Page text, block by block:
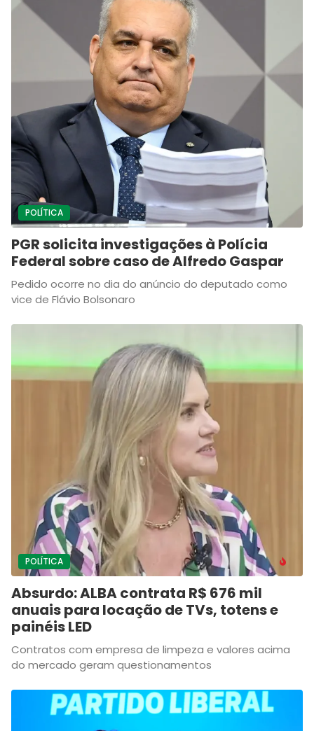
POLÍTICA
PGR solicita investigações à Polícia
Federal sobre caso de Alfredo Gaspar
Pedido ocorre no dia do anúncio do deputado como
vice de Flávio Bolsonaro
POLÍTICA
Absurdo: ALBA contrata R$ 676 mil
anuais para locação de TVs, totens e
painéis LED
Contratos com empresa de limpeza e valores acima
do mercado geram questionamentos